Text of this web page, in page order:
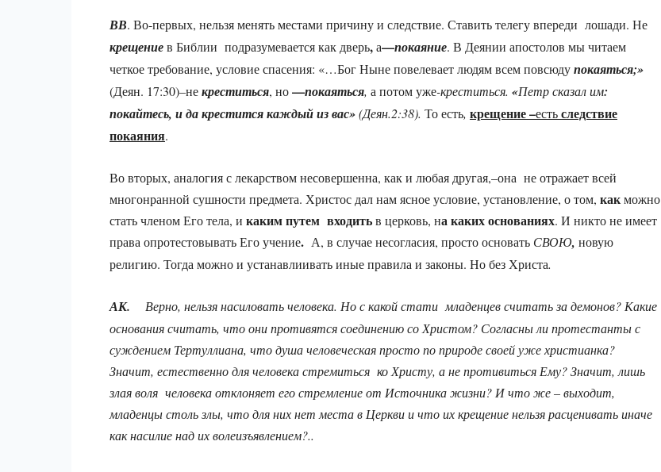
ВВ. Во-первых, нельзя менять местами причину и следствие. Ставить телегу впереди лошади. Не
крещениев Библии подразумевается как дверь,а—покаяние. В Деянии апостолов мы читаем
четкое требование, условие спасения: «…Бог Ныне повелевает людям всем повсюдупокаяться;»
(Деян. 17:30)–некреститься, но—покаяться, а потом уже-креститься. «Петр сказал им:
покайтесь, и да крестится каждый из вас»(Деян.2:38). То есть, крещение –естьследствие
покаяния.
Во вторых, аналогия с лекарством несовершенна, как и любая другая,–она не отражает всей
многонранной сушности предмета. Христос дал нам ясное условие, установление, о том, какможно
стать членом Его тела, и каким путем входитьв церковь, на каких основаниях. И никто не имеет
права опротестовывать Его учение. А, в случае несогласия, просто основать СВОЮ, новую
религию. Тогда можно и устанавлиивать иные правила и законы. Но без Христа.
АК. Верно, нельзянасиловатьчеловека. Носкакойстати младенцевсчитатьзадемонов? Какие
основаниясчитать, чтоонипротивятсясоединениюсо Христом? Согласнылипротестантыс
суждением Тертуллиана, чтодушачеловеческаяпростопоприродесвоейужехристианка?
Значит, естественнодлячеловекастремиться ко Христу, анепротивиться Ему?Значит, лишь
злаяволя человекаотклоняет егостремлениеот Источникажизни? Ичтоже–выходит,
младенцыстользлы, чтодлянихнет местав Церквиичтоихкрещениенельзярасцениватьиначе
какнасилиенадихволеизъявлением?..